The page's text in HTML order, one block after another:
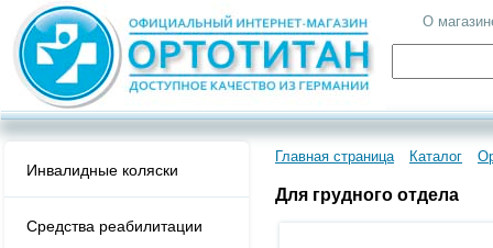
О
Инвалидные коляски
Средства реабилитации
Главная страница Каталог
Для грудного отдела